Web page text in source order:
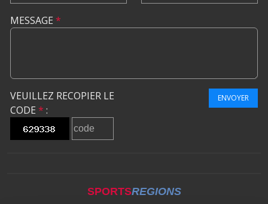
MESSAGE *
VEUILLEZ RECOPIER LE
CODE * :
ENVOYER
SPORTSREGIONS